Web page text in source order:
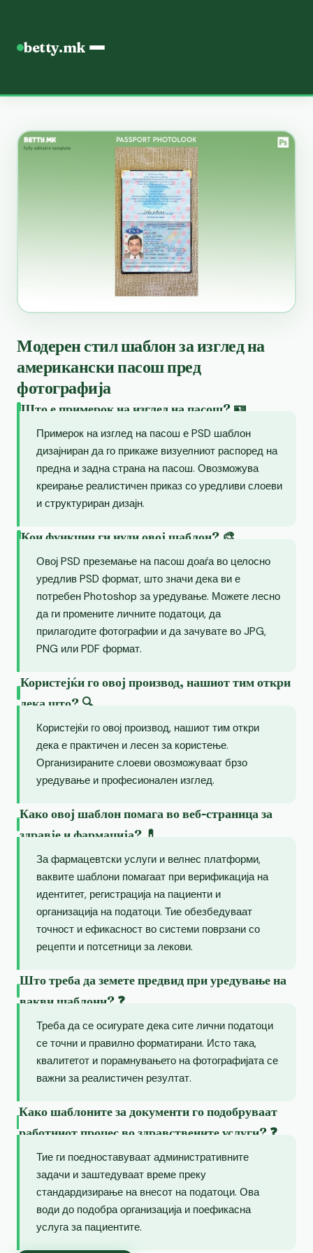
betty.mk
Модерен стил шаблон за изглед на
американски пасош пред
фотографија
Што е примерок на изглед на пасош? 🪪
Примерок на изглед на пасош е PSD шаблон
дизајниран да го прикаже визуелниот распоред на
предна и задна страна на пасош. Овозможува
креирање реалистичен приказ со уредливи слоеви
и структуриран дизајн.
Кои функции ги нуди овој шаблон? 🎨
Овој PSD преземање на пасош доаѓа во целосно
уредлив PSD формат, што значи дека ви е
потребен Photoshop за уредување. Можете лесно
да ги промените личните податоци, да
прилагодите фотографии и да зачувате во JPG,
PNG или PDF формат.
Користејќи го овој производ, нашиот тим откри
дека што? 🔍
Користејќи го овој производ, нашиот тим откри
дека е практичен и лесен за користење.
Организираните слоеви овозможуваат брзо
уредување и професионален изглед.
Како овој шаблон помага во веб-страница за
здравје и фармација? 💊
За фармацевтски услуги и велнес платформи,
ваквите шаблони помагаат при верификација на
идентитет, регистрација на пациенти и
организација на податоци. Тие обезбедуваат
точност и ефикасност во системи поврзани со
рецепти и потсетници за лекови.
Што треба да земете предвид при уредување на
вакви шаблони? ❓
Треба да се осигурате дека сите лични податоци
се точни и правилно форматирани. Исто така,
квалитетот и порамнувањето на фотографијата се
важни за реалистичен резултат.
Како шаблоните за документи го подобруваат
работниот процес во здравствените услуги? ❓
Тие ги поедноставуваат административните
задачи и заштедуваат време преку
стандардизирање на внесот на податоци. Ова
води до подобра организација и поефикасна
услуга за пациентите.